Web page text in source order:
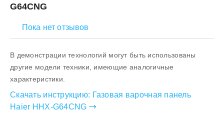
G64CNG
Пока нет отзывов
В демонстрации технологий могут быть использованы
другие модели техники, имеющие аналогичные
характеристики.
Скачать инструкцию: Газовая варочная панель
Haier HHX-G64CNG